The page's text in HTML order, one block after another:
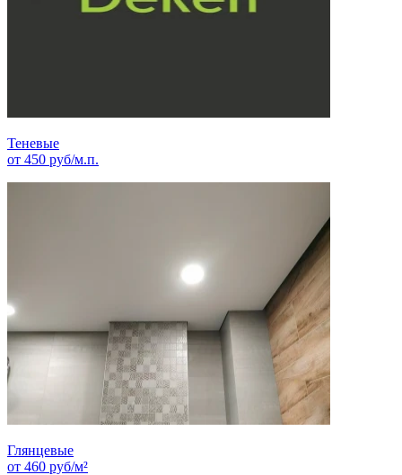
Теневые
от 450 руб/м.п.
Глянцевые
от 460 руб/м²